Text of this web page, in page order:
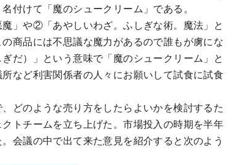
付けて「魔のシュークリーム」である。
」や②「あやしいわざ。ふしぎな術。魔法」と
商品には不思議な魔力があるので誰もが虜にな
だ）」という意味で「魔のシュークリーム」と
など利害関係者の人々にお願いして試食に試食
どのような売り方をしたらよいかを検討するた
トチームを立ち上げた。市場投入の時期を半年
会議の中で出て来た意見を紹介すると次のよう